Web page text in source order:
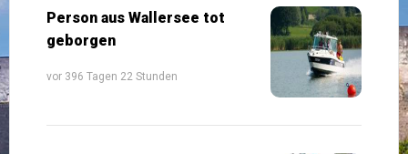
Person aus Wallersee tot
geborgen
vor 396 Tagen 22 Stunden